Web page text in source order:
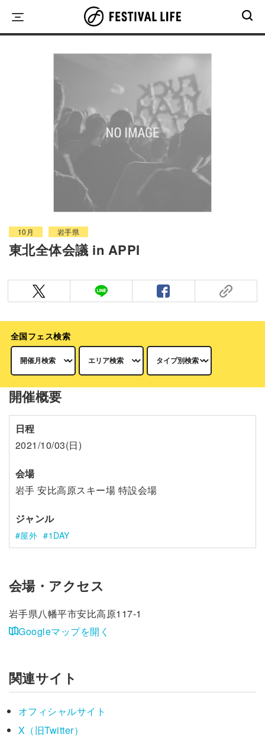
content
10月 岩手県
東北全体会議 in APPI
全国フェス検索
開催概要
日程
2021/10/03(日)
会場
岩手 安比高原スキー場 特設会場
ジャンル
屋外 1DAY
会場・アクセス
岩手県八幡平市安比高原117-1
Googleマップを開く
関連サイト
オフィシャルサイト
X（旧Twitter）